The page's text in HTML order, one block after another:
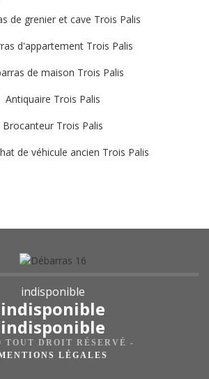
de grenier et cave Trois Palis
d'appartement Trois Palis
de maison Trois Palis
Antiquaire Trois Palis
Brocanteur Trois Palis
de véhicule ancien Trois Palis
indisponible
indisponible
indisponible
TOUT DROIT RÉSERVÉ -
LÉGALES